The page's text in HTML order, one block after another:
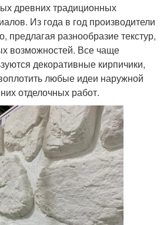
древних традиционных
Из года в год производители
предлагая разнообразие текстур,
возможностей. Все чаще
декоративные кирпичики,
любые идеи наружной
отделочных работ.